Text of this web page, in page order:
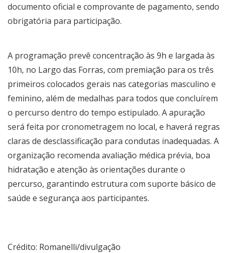
documento oficial e comprovante de pagamento, sendo
obrigatória para participação.
A programação prevê concentração às 9h e largada às
10h, no Largo das Forras, com premiação para os três
primeiros colocados gerais nas categorias masculino e
feminino, além de medalhas para todos que concluírem
o percurso dentro do tempo estipulado. A apuração
será feita por cronometragem no local, e haverá regras
claras de desclassificação para condutas inadequadas. A
organização recomenda avaliação médica prévia, boa
hidratação e atenção às orientações durante o
percurso, garantindo estrutura com suporte básico de
saúde e segurança aos participantes.
Crédito: Romanelli/divulgação